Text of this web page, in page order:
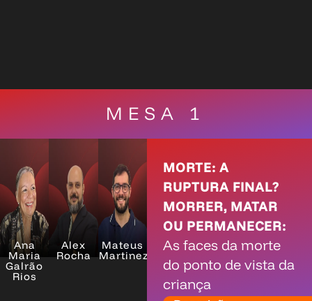
MESA 1
Ana
Maria
Galrão
Rios
Alex
Rocha
Mateus
Martinez
MORTE: A
RUPTURA FINAL?
MORRER, MATAR
OU PERMANECER:
As faces da morte
do ponto de vista da
criança